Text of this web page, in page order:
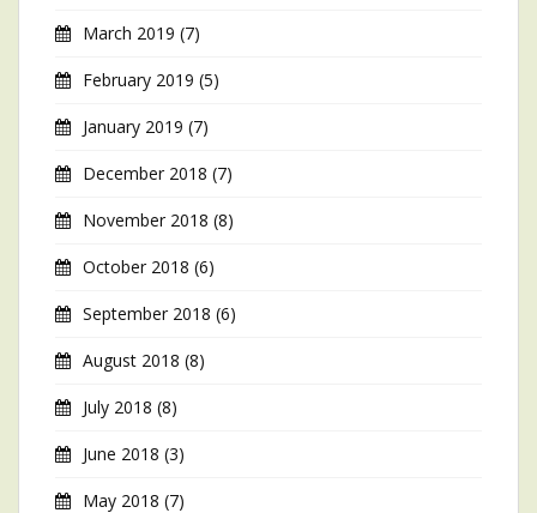
March 2019 (7)
February 2019 (5)
January 2019 (7)
December 2018 (7)
November 2018 (8)
October 2018 (6)
September 2018 (6)
August 2018 (8)
July 2018 (8)
June 2018 (3)
May 2018 (7)